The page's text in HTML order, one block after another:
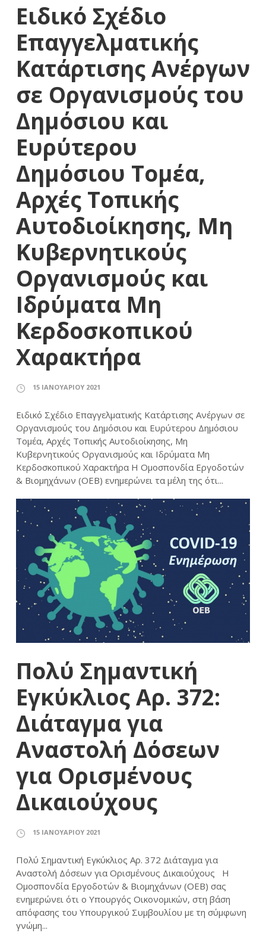
Ειδικό Σχέδιο
Επαγγελματικής
Κατάρτισης Ανέργων
σε Οργανισμούς του
Δημόσιου και
Ευρύτερου
Δημόσιου Τομέα,
Αρχές Τοπικής
Αυτοδιοίκησης, Μη
Κυβερνητικούς
Οργανισμούς και
Ιδρύματα Μη
Κερδοσκοπικού
Χαρακτήρα
15 ΙΑΝΟΥΑΡΊΟΥ 2021
Ειδικό Σχέδιο Επαγγελματικής Κατάρτισης Ανέργων σε
Οργανισμούς του Δημόσιου και Ευρύτερου Δημόσιου
Τομέα, Αρχές Τοπικής Αυτοδιοίκησης, Μη
Κυβερνητικούς Οργανισμούς και Ιδρύματα Μη
Κερδοσκοπικού Χαρακτήρα Η Ομοσπονδία Εργοδοτών
& Βιομηχάνων (ΟΕΒ) ενημερώνει τα μέλη της ότι...
Πολύ Σημαντική
Εγκύκλιος Αρ. 372:
Διάταγμα για
Αναστολή Δόσεων
για Ορισμένους
Δικαιούχους
15 ΙΑΝΟΥΑΡΊΟΥ 2021
Πολύ Σημαντική Εγκύκλιος Αρ. 372 Διάταγμα για
Αναστολή Δόσεων για Ορισμένους Δικαιούχους Η
Ομοσπονδία Εργοδοτών & Βιομηχάνων (ΟΕΒ) σας
ενημερώνει ότι ο Υπουργός Οικονομικών, στη βάση
απόφασης του Υπουργικού Συμβουλίου με τη σύμφωνη
γνώμη...